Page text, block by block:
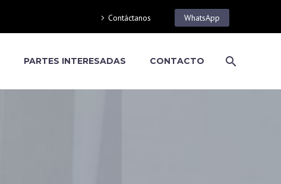
Contáctanos WhatsApp
PARTES INTERESADAS CONTACTO